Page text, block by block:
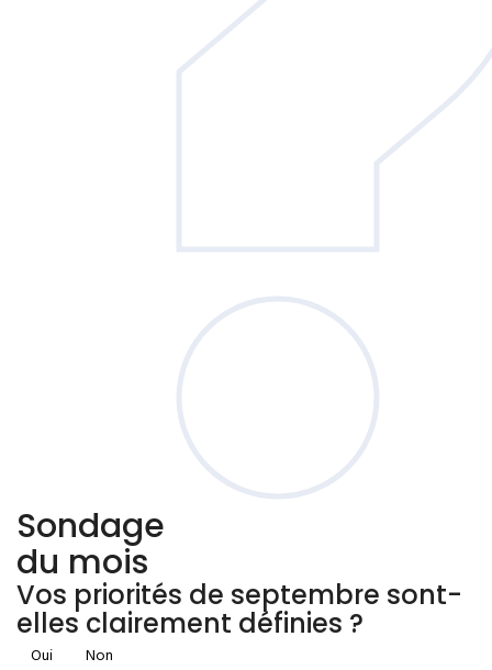
Sondage
du mois
Vos priorités de septembre sont-
elles clairement définies ?
Oui Non